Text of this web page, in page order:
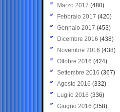
Marzo 2017 (480)
Febbraio 2017 (420)
Gennaio 2017 (453)
Dicembre 2016 (438)
Novembre 2016 (438)
Ottobre 2016 (424)
Settembre 2016 (367)
Agosto 2016 (332)
Luglio 2016 (336)
Giugno 2016 (358)